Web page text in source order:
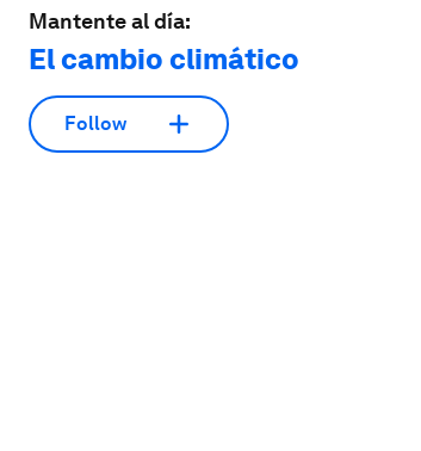
Mantente al día:
El cambio climático
Follow